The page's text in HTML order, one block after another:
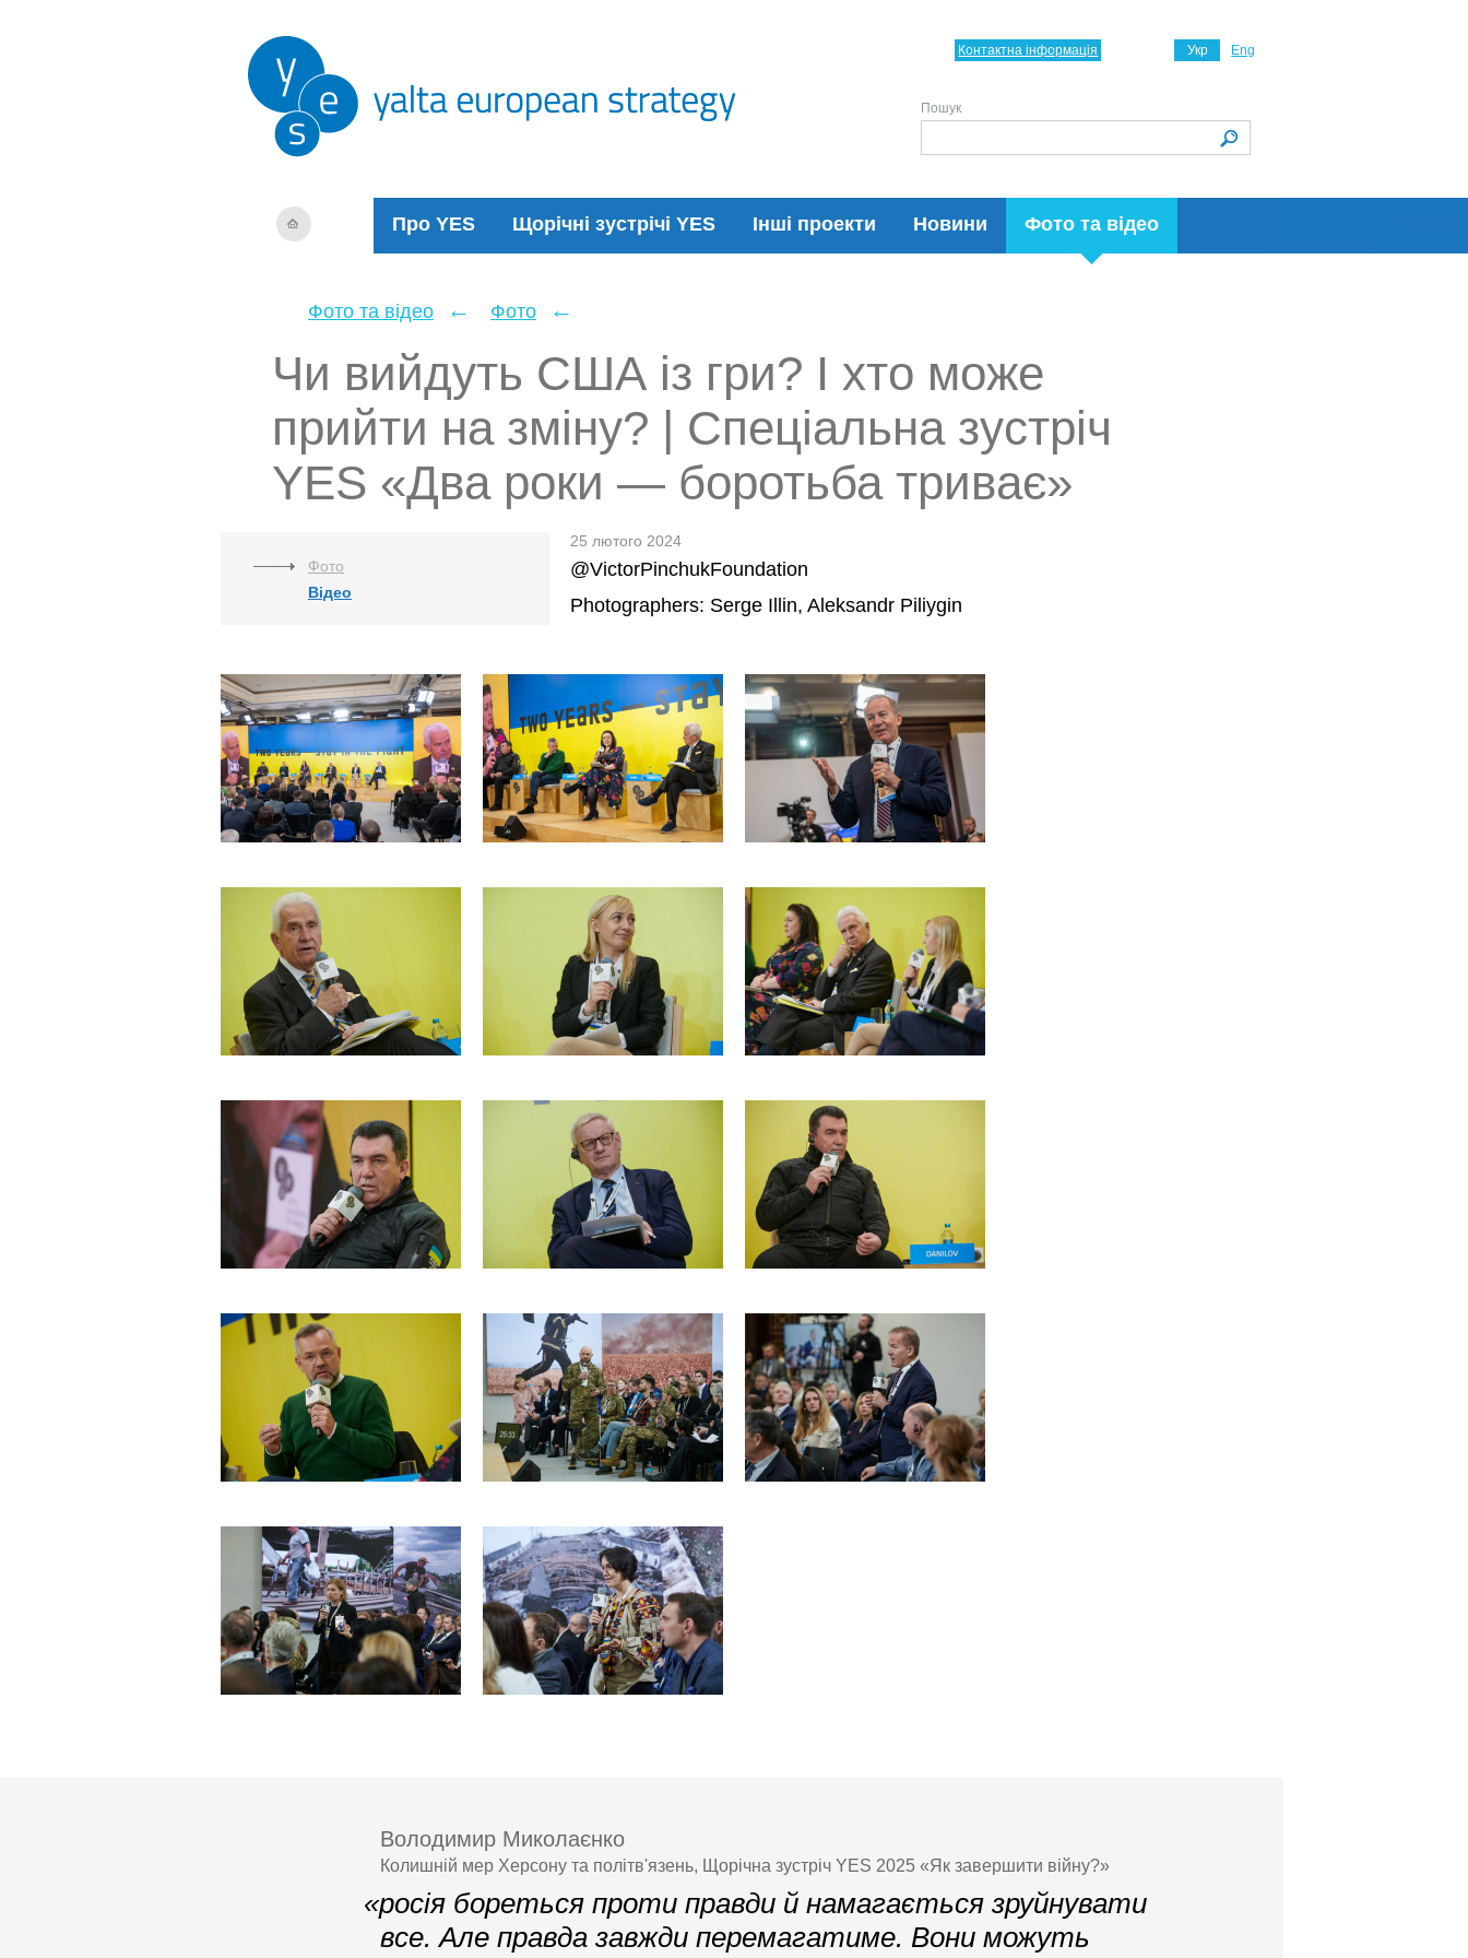
Про YES Щорічні зустрічі YES Інші проекти Новини Фото та відео
Укр Eng
Контактна інформація
Пошук
Фото та відео ← Фото ←
Чи вийдуть США із гри? І хто може
прийти на зміну? | Спеціальна зустріч
YES «Два роки — боротьба триває»
Фото
Відео
25 лютого 2024
@VictorPinchukFoundation
Photographers: Serge Illin, Aleksandr Piliygin
Володимир Миколаєнко
Колишній мер Херсону та політв'язень, Щорічна зустріч YES 2025 «Як завершити війну?»
«росія бореться проти правди й намагається зруйнувати
все. Але правда завжди перемагатиме. Вони можуть